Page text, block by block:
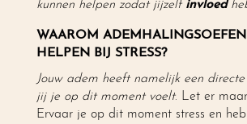
kunnen helpen zodat jijzelf invloed
WAAROM
HELPEN BIJ STRESS?
Jouw adem heeft namelijk een
jij je op dit moment voelt. Let er
Ervaar je op dit moment stress en